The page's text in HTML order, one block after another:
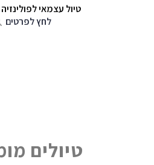
טיול עצמאי
לחץ לפרטים
טיולים